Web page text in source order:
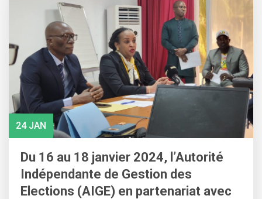
24 JAN
Du 16 au 18 janvier 2024, l’Autorité
Indépendante de Gestion des
Elections (AIGE) en partenariat avec